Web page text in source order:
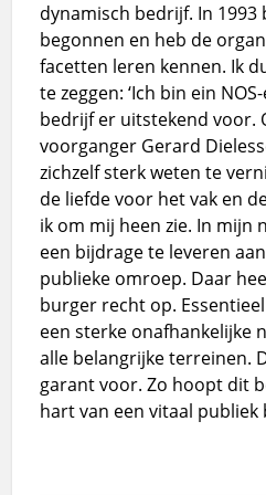
dynamisch bedrijf. In 1993
begonnen en heb de
facetten leren kennen. Ik
te zeggen: ‘Ich bin ein
bedrijf er uitstekend voor.
voorganger Gerard
zichzelf sterk weten te
de liefde voor het vak en
ik om mij heen zie. In mijn
een bijdrage te leveren
publieke omroep. Daar
burger recht op.
een sterke onafhankelijke
alle belangrijke terreinen.
garant voor. Zo hoopt dit
hart van een vitaal publiek